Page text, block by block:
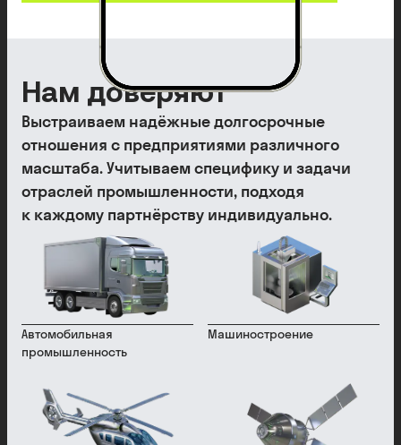
Нам доверяют
Выстраиваем надёжные долгосрочные
отношения с предприятиями различного
масштаба. Учитываем специфику и задачи
отраслей промышленности, подходя
к каждому партнёрству индивидуально.
Автомобильная
промышленность
Машиностроение